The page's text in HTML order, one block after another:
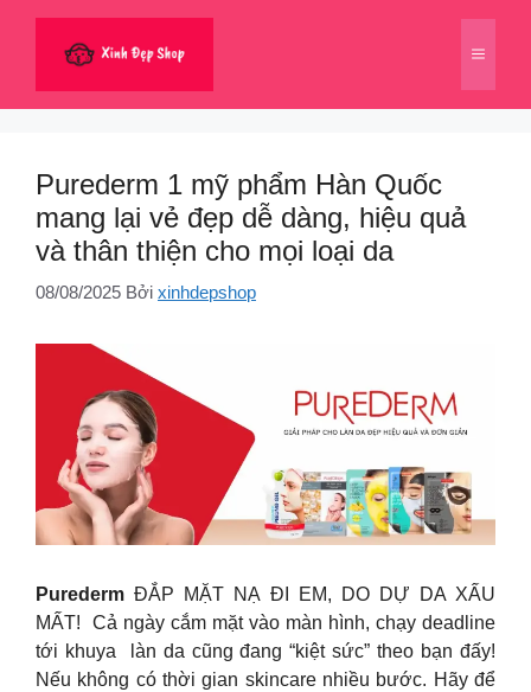
dung
Menu
Purederm 1 mỹ phẩm Hàn Quốc
mang lại vẻ đẹp dễ dàng, hiệu quả
và thân thiện cho mọi loại da
08/08/2025 Bởi xinhdepshop
Purederm ĐẮP MẶT NẠ ĐI EM, DO DỰ DA XẤU
MẤT! Cả ngày cắm mặt vào màn hình, chạy deadline
tới khuya làn da cũng đang “kiệt sức” theo bạn đấy!
Nếu không có thời gian skincare nhiều bước. Hãy để